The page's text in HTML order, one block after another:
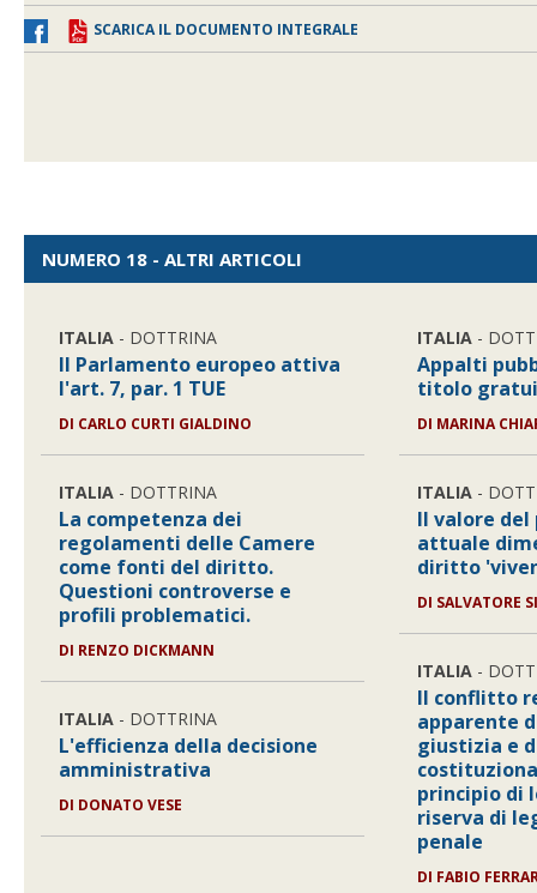
SCARICA IL DOCUMENTO INTEGRALE
NUMERO 18 - ALTRI ARTICOLI
ITALIA - DOTTRINA
Il Parlamento europeo attiva
l'art. 7, par. 1 TUE
DI CARLO CURTI GIALDINO
ITALIA - DOTTRINA
La competenza dei
regolamenti delle Camere
come fonti del diritto.
Questioni controverse e
profili problematici.
DI RENZO DICKMANN
ITALIA - DOTTRINA
L'efficienza della decisione
amministrativa
DI DONATO VESE
ITALIA -
Appalti
titolo
DI MARINA
ITALIA -
Il valore del
attuale
diritto
DI SALVATORE
ITALIA -
Il conflitto
apparente
giustizia e
principio di
riserva di
penale
DI FABIO